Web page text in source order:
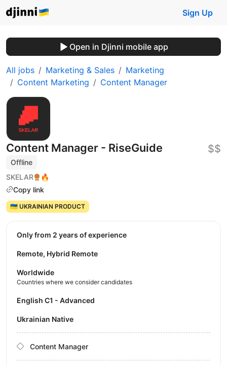
Sign Up
Open in Djinni mobile app
All jobs Marketing & Sales
Marketing
Content Marketing
Content Manager
Content Manager - RiseGuide
Offline
SKELAR
🔥
Copy link
$$
🇺🇦 UKRAINIAN PRODUCT
Only from 2 years of experience
Remote, Hybrid Remote
Worldwide
Countries where we consider candidates
English C1 - Advanced
Ukrainian Native
Content Manager